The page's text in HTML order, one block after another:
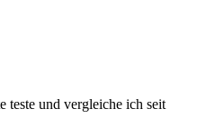
teste und vergleiche ich seit